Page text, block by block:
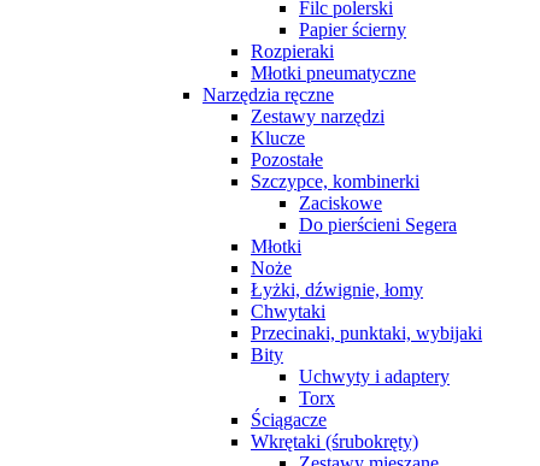
Filc polerski
Papier ścierny
Rozpieraki
Młotki pneumatyczne
Narzędzia ręczne
Zestawy narzędzi
Klucze
Pozostałe
Szczypce, kombinerki
Zaciskowe
Do pierścieni Segera
Młotki
Noże
Łyżki, dźwignie, łomy
Chwytaki
Przecinaki, punktaki, wybijaki
Bity
Uchwyty i adaptery
Torx
Ściągacze
Wkrętaki (śrubokręty)